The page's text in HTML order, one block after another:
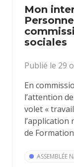
Mon
sociales
Publié le 29
En
l’attention
volet «
l’application
de
ASSEMBLÉE